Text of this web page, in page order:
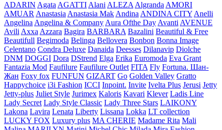
ADARIN AgataAGATTIAlaniALEZAAlgrandaAMORI
AMUARAnastasiaAnastasia MakAndinaANDINA CITYAnelli
AngelinaAngelina & CompanyAura Ofthe DayAvantiAVENUE
AviliAxxaAzzara Bagira BARBARA Bazalini Beautiful & Free
Beautifull Begimoda Belinga Bellovera Bonbon Bonna Image
Celentano Condra Deluxe Danaida Deesses Dilanavip Diolche
DNM DOGGI Dora DStrend Elga Erika Euromoda Eva Grant
Fantazia Mod Faufilure Faufilure Outlet FITA Fly Fortuna. Шан-
Жан Foxy fox FUNFUN GIZART Go Golden Valley Gratto
Happychoice i3i Fashion ICCI Inpoint. Invite Ivelta Plus Jerusi Jetty
Jetty-plus Juliet Style Jurimex Kaloris Kavari Klever Ladis Line
Lady Secret Lady Style Classic Lady Three Stars LAIKONY
Lakona Lavira Lenata Liberty Lissana Lokka LT collection
LUCKY FOX Luxury plus MA CHERIE Madame Rita Mali